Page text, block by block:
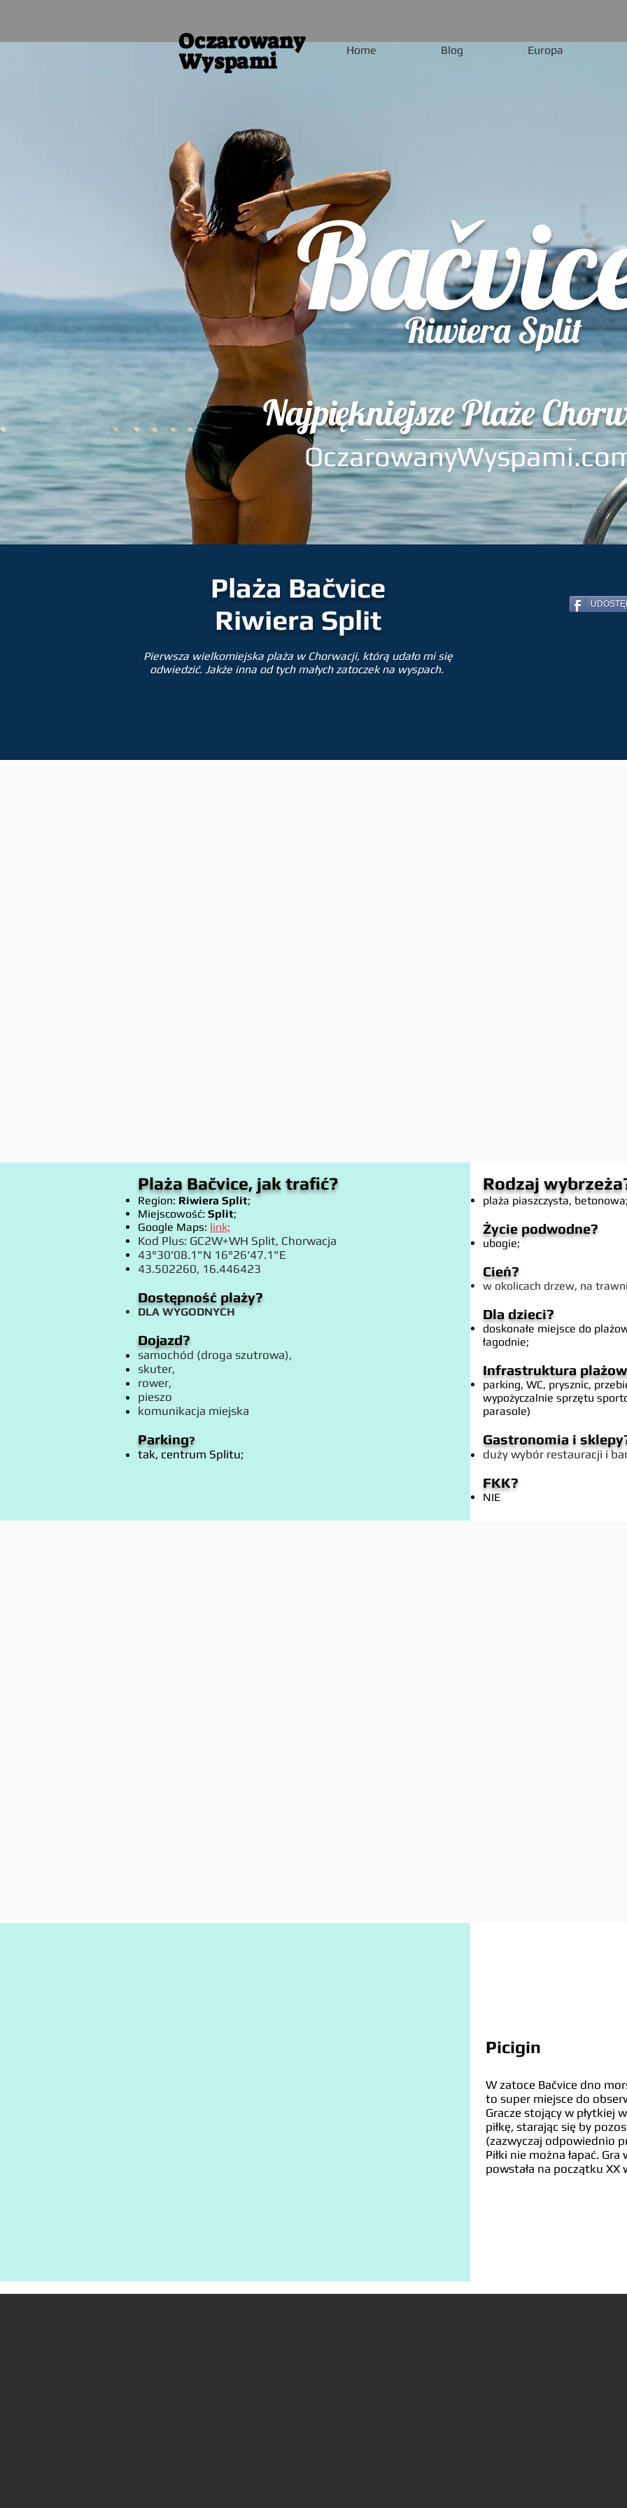
Oczarowany
Wyspami Home Blog Europa
Riwiera Split
Najpiękniejsze Plaże
Plaża Bačvice
Riwiera Split
Pierwsza wielkomiejska plaża w Chorwacji, którą udało mi się
odwiedzić. Jakże inna od tych małych zatoczek na wyspach.
Plaża Bačvice, jak trafić?
Region: Riwiera Split;
Miejscowość: Split;
Google Maps: link;
Kod Plus: GC2W+WH Split, Chorwacja
43°30'08.1"N 16°26'47.1"E
43.502260, 16.446423
Dostępność plaży?
DLA WYGODNYCH
Dojazd?
samochód (droga szutrowa),
skuter,
rower,
pieszo
komunikacja miejska
Parking?
tak, centrum Splitu;
Rodzaj
plaża piaszczysta,
Życie podwodne?
ubogie;​
Cień?
w okolicach drzew, na
Dla dzieci?
doskonałe miejsce do
łagodnie;
Infrastruktura
parking, WC, prysznic,
wypożyczalnie sprzętu
parasole)
Gastronomia i
duży wybór restauracji i
FKK?
NIE
Picigin
W zatoce Bačvice dno
to super miejsce do
Gracze stojący w płytkiej
piłkę, starając się by
(zazwyczaj odpowiednio
Piłki nie można łapać.
powstała na początku XX